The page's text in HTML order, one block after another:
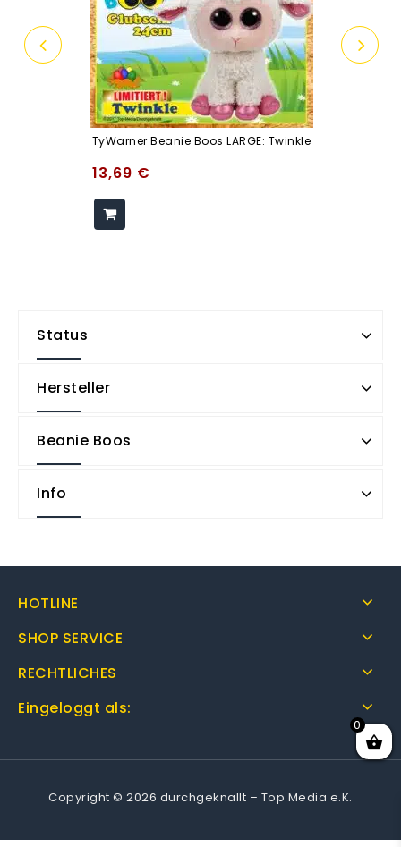
TyWarner Beanie Boos LARGE: Twinkle
13,69 €
Status
Hersteller
Beanie Boos
Info
HOTLINE
SHOP SERVICE
RECHTLICHES
Eingeloggt als:
Copyright © 2026 durchgeknallt – Top Media e.K.
0